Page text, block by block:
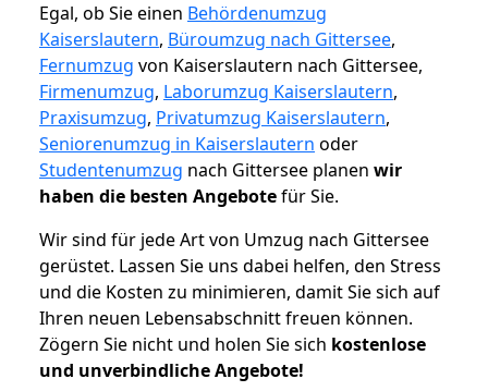
Egal, ob Sie einen Behördenumzug
Kaiserslautern, Büroumzug nach Gittersee,
Fernumzug von Kaiserslautern nach Gittersee,
Firmenumzug, Laborumzug Kaiserslautern,
Praxisumzug, Privatumzug Kaiserslautern,
Seniorenumzug in Kaiserslautern oder
Studentenumzug nach Gittersee planen wir
haben die besten Angebotefür Sie.
Wir sind für jede Art von Umzug nach Gittersee
gerüstet. Lassen Sie uns dabei helfen, den Stress
und die Kosten zu minimieren, damit Sie sich auf
Ihren neuen Lebensabschnitt freuen können.
Zögern Sie nicht und holen Sie sich kostenlose
und unverbindliche Angebote!